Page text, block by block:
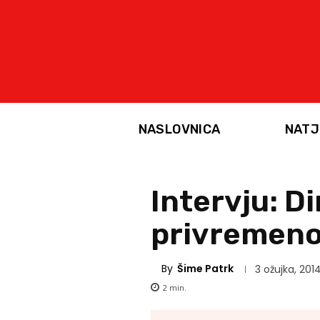
NASLOVNICA
Intervju:
By Šime Patrk 3 ožujka,
2 min.